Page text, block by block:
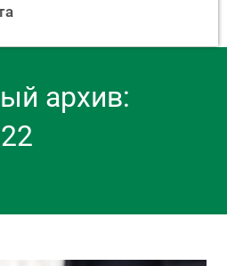
архив: